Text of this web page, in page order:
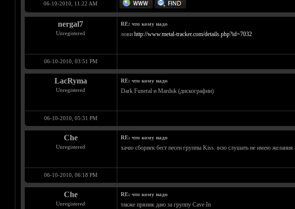
06-10-2010, 11:22 AM
nergal7
Unregistered
RE: что кому надо
лови http://www.metal-tracker.com/details.php?id=7032
06-10-2010, 03:51 PM
LacRyma
Unregistered
RE: что кому надо
Dark Funeral и Marduk (дискографии)
06-10-2010, 05:31 PM
Che
Unregistered
RE: что кому надо
хачю сборнек бест песен группы Kiss. всю слушать не имею желания
06-10-2010, 06:18 PM
Che
Unregistered
RE: что кому надо
также пряник даю за группу Cave In